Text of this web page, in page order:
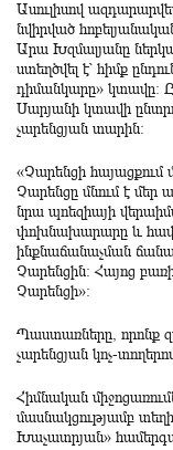
Ասուլիսով
նվիրված
Արա Խզմալյանը
ստեղծվել է՝ հիմք
դիմանկարը» կտավը:
Սարյանի կտավի
չարենցյան տարին։
«Չարենցի հայացքում
Չարենցը մնում է
նրա պոեզիայի
փոխնախարարը և
ինքնաճանաչման
Չարենցին: Հայոց
Չարենցի»:
Պաստառները, որոնք
չարենցյան կոչ-
Հիմնական
մասնակցությամբ
Խաչատրյան»